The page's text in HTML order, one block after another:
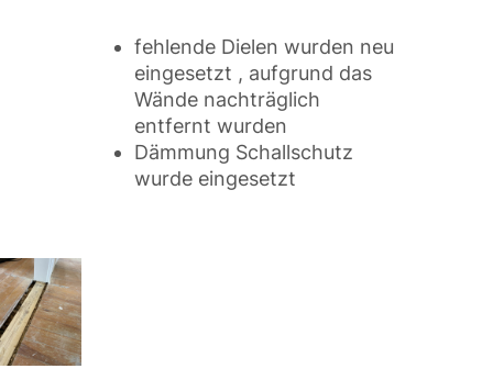
fehlende Dielen wurden neu
eingesetzt , aufgrund das
Wände nachträglich
entfernt wurden
Dämmung Schallschutz
wurde eingesetzt